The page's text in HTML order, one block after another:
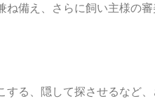
備え、さらに飼い主様の
る、隠して探させるなど